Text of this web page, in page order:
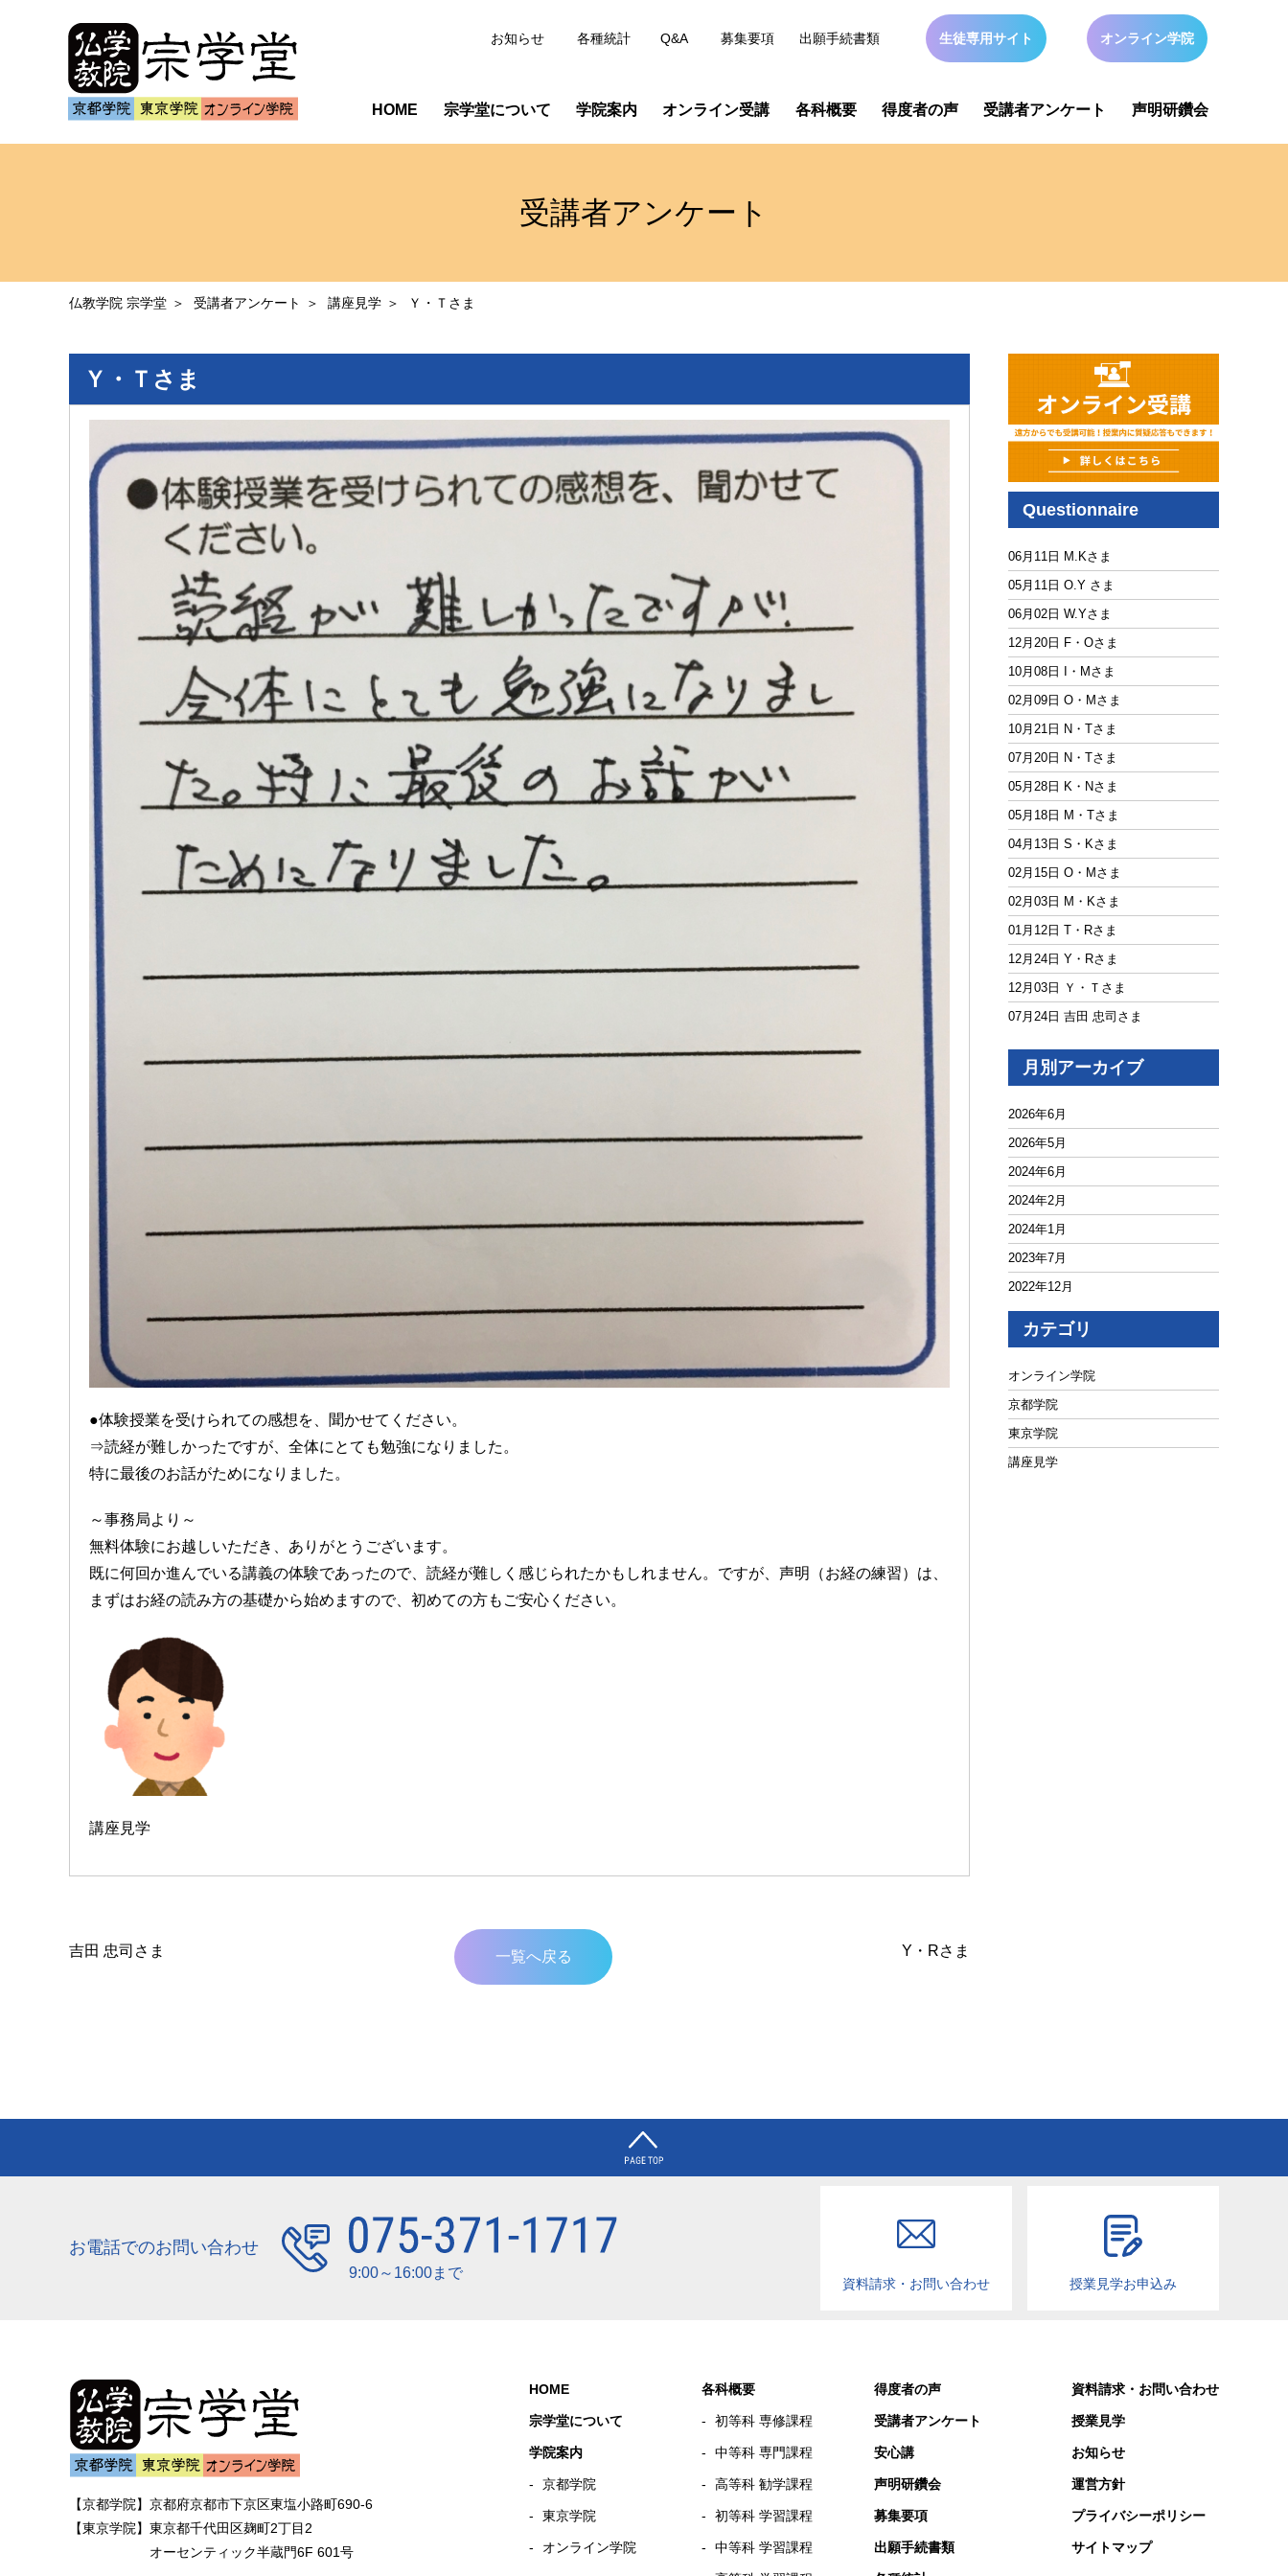
HOME 宗学堂について 学院案内 オンライン受講 各科概要 得度者の声 受講者アンケート
お知らせ 各種統計 Q&A 募集要項 出願手続書類 生徒専用サイト オンライン学院
声明研鑽会
受講者アンケート
仏教学院 宗学堂 受講者アンケート 講座見学 Ｙ・Ｔさま
Ｙ・Ｔさま
●体験授業を受けられての感想を、聞かせてください。
⇒読経が難しかったですが、全体にとても勉強になりました。
特に最後のお話がためになりました。
～事務局より～
無料体験にお越しいただき、ありがとうございます。
既に何回か進んでいる講義の体験であったので、読経が難しく感じられたかもしれません。ですが、声明（お経の練習）は、
まずはお経の読み方の基礎から始めますので、初めての方もご安心ください。
講座見学
吉田 忠司さま Y・Rさま
一覧へ戻る
Questionnaire
06月11日 M.Kさま
05月11日 O.Y さま
06月02日 W.Yさま
12月20日 F・Oさま
10月08日 I・Mさま
02月09日 O・Mさま
10月21日 N・Tさま
07月20日 N・Tさま
05月28日 K・Nさま
05月18日 M・Tさま
04月13日 S・Kさま
02月15日 O・Mさま
02月03日 M・Kさま
01月12日 T・Rさま
12月24日 Y・Rさま
12月03日 Ｙ・Ｔさま
07月24日 吉田 忠司さま
月別アーカイブ
2026年6月
2026年5月
2024年6月
2024年2月
2024年1月
2023年7月
2022年12月
2022年10月
2021年10月
2021年7月
2021年6月
2021年5月
カテゴリ
オンライン学院
京都学院
東京学院
講座見学
お電話でのお問い合わせ
9:00～16:00まで
資料請求・お問い合わせ 授業見学お申込み
HOME
宗学堂について
学院案内
京都学院
東京学院
オンライン学院
各科概要
初等科 専修課程
中等科 専門課程
高等科 勧学課程
初等科 学習課程
中等科 学習課程
得度者の声
受講者アンケート
安心講
声明研鑽会
募集要項
出願手続書類
資料請求・お問い合わせ
授業見学
お知らせ
運営方針
プライバシーポリシー
サイトマップ
【京都学院】 京都府京都市下京区東塩小路町690-6
【東京学院】 東京都千代田区麹町2丁目2
オーセンティック半蔵門6F 601号